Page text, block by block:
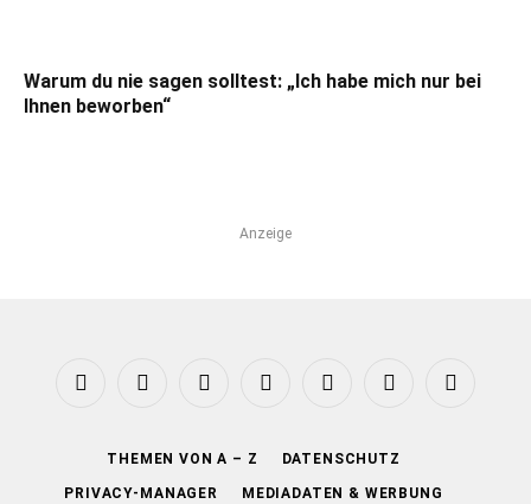
Warum du nie sagen solltest: „Ich habe mich nur bei
Ihnen beworben“
Anzeige
FacebookLinkedIn
X
InstagramYouTubeTikTok RSS
THEMEN VON A – Z DATENSCHUTZ
PRIVACY-MANAGER MEDIADATEN & WERBUNG